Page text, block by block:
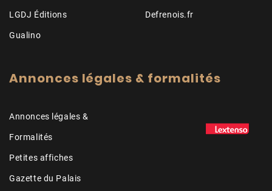
LGDJ Éditions
Gualino
Defrenois.fr
Annonces légales & formalités
Annonces légales &
Formalités
Petites affiches
Gazette du Palais